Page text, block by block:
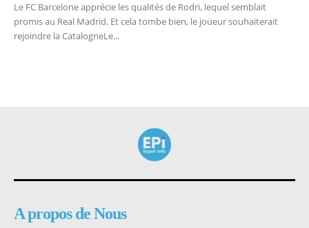
Le FC Barcelone apprécie les qualités de Rodri, lequel semblait
promis au Real Madrid. Et cela tombe bien, le joueur souhaiterait
rejoindre la CatalogneLe...
A propos de Nous